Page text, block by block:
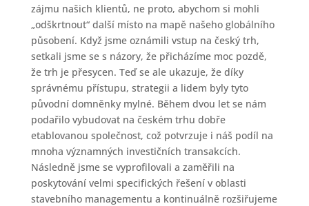
zájmu našich klientů, ne proto, abychom si mohli
„odškrtnout“ další místo na mapě našeho globálního
působení. Když jsme oznámili vstup na český trh,
setkali jsme se s názory, že přicházíme moc pozdě,
že trh je přesycen. Teď se ale ukazuje, že díky
správnému přístupu, strategii a lidem byly tyto
původní domněnky mylné. Během dvou let se nám
podařilo vybudovat na českém trhu dobře
etablovanou společnost, což potvrzuje i náš podíl na
mnoha významných investičních transakcích.
Následně jsme se vyprofilovali a zaměřili na
poskytování velmi specifických řešení v oblasti
stavebního managementu a kontinuálně rozšiřujeme